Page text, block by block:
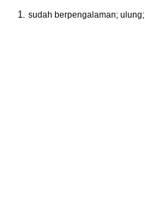
sudah berpengalaman; ulung;